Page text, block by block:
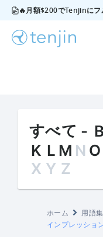
すべて - B
K L M N O
X Y Z
ホーム 用語集
インプレッショ